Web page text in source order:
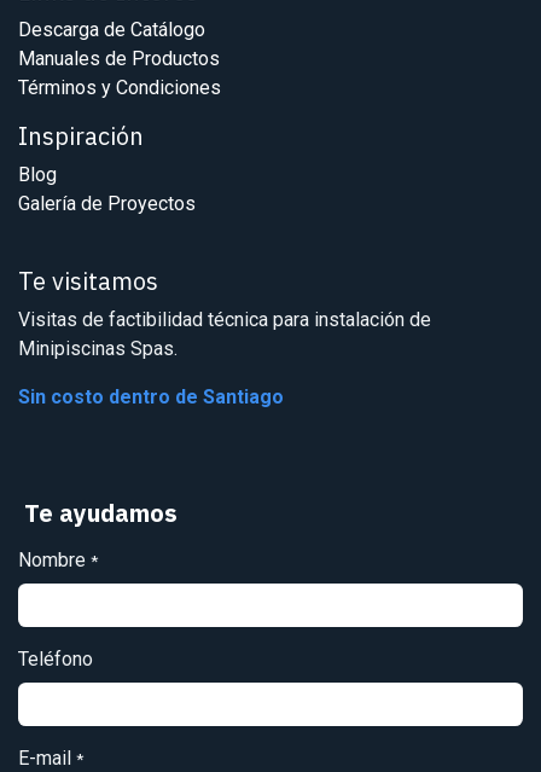
Descarga de Catálogo
Manuales de Productos
Términos y Condiciones
Inspiración
Blog
Galería de Proyectos
Te visitamos
Visitas de factibilidad técnica para instalación de
Minipiscinas Spas.
Sin costo dentro de Santiago
Te ayudamos
Nombre *
Teléfono
E-mail *